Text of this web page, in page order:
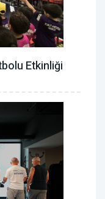
Etkinliği